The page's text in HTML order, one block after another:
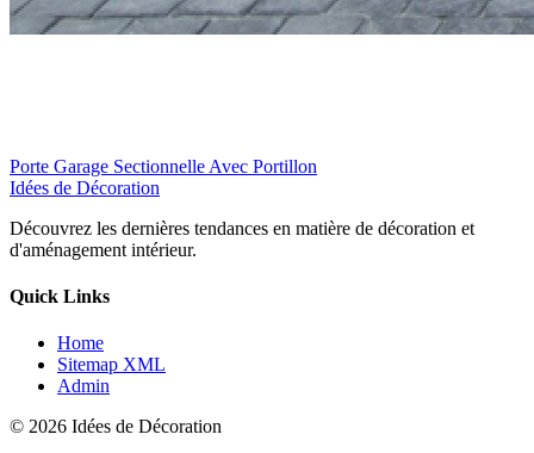
Porte Garage Sectionnelle Avec Portillon
Idées de Décoration
Découvrez les dernières tendances en matière de décoration et
d'aménagement intérieur.
Quick Links
Home
Sitemap XML
Admin
© 2026 Idées de Décoration